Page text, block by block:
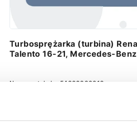
Turbosprężarka (turbina)
Talento 16-21, Mercedes-
Numer artykułu:
54389880018